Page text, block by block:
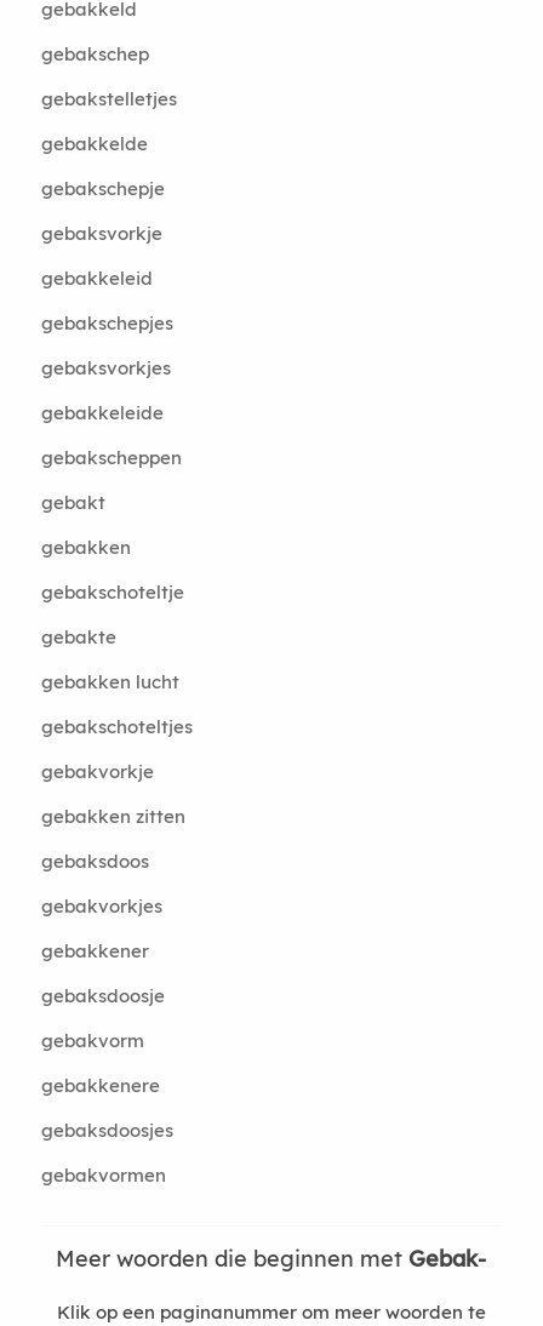
gebakkeld
gebakschep
gebakstelletjes
gebakkelde
gebakschepje
gebaksvorkje
gebakkeleid
gebakschepjes
gebaksvorkjes
gebakkeleide
gebakscheppen
gebakt
gebakken
gebakschoteltje
gebakte
gebakken lucht
gebakschoteltjes
gebakvorkje
gebakken zitten
gebaksdoos
gebakvorkjes
gebakkener
gebaksdoosje
gebakvorm
gebakkenere
gebaksdoosjes
gebakvormen
Meer woorden die beginnen met Gebak-
Klik op een paginanummer om meer woorden te